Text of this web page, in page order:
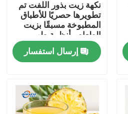
نكهة زيت بذور اللفت تم
تطويرها حصريًا للأطباق
المطبوخة مسبقًا بزيت
الطعام وأنظمة طهي
الطعام الصينية
إرسال استفسار